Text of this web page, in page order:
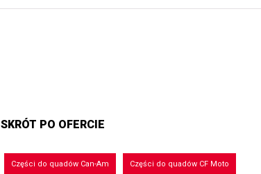
SKRÓT PO OFERCIE
Części do quadów Can-Am Części do quadów CF Moto